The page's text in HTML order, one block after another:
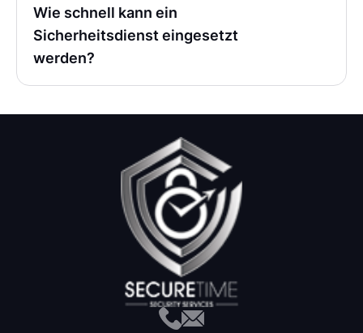
Wie schnell kann ein
Sicherheitsdienst eingesetzt
werden?